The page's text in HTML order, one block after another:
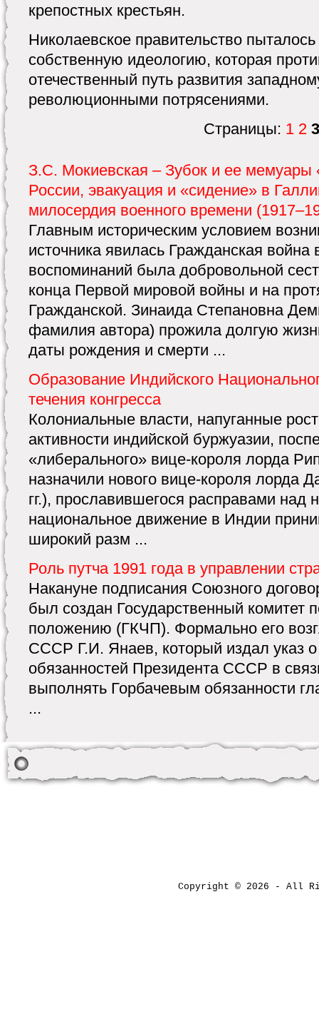
крепостных крестьян.
Николаевское правительство пыталось
собственную идеологию, которая
отечественный путь развития
революционными потрясениями.
Страницы: 1 2 3
З.С. Мокиевская – Зубок и ее мемуары
России, эвакуация и «сидение» в
милосердия военного времени
Главным историческим условием
источника явилась Гражданская война
воспоминаний была добровольной
конца Первой мировой войны и на
Гражданской. Зинаида Степановна
фамилия автора) прожила долгую
даты рождения и смерти ...
Образование Индийского
течения конгресса
Колониальные власти, напуганные
активности индийской буржуазии,
«либерального» вице-короля лорда
назначили нового вице-короля лорда
гг.), прославившегося расправами над
национальное движение в Индии
широкий разм ...
Роль путча 1991 года в управлении
Накануне подписания Союзного
был создан Государственный комитет
положению (ГКЧП). Формально его
СССР Г.И. Янаев, который издал указ
обязанностей Президента СССР в
выполнять Горбачевым обязанности
...
Copyright © 2026 - All